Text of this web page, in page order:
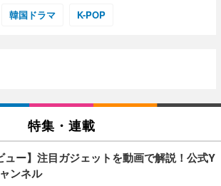
韓国ドラマ K-POP
特集・連載
ュー】注目ガジェットを動画で解説！公式Y
ンネル